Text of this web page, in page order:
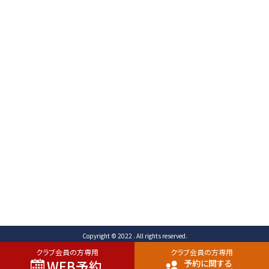
クラブ会員の方専用 クラブ会員の方専用
予約に関する
Copyright © 2022 . All rights reserved.